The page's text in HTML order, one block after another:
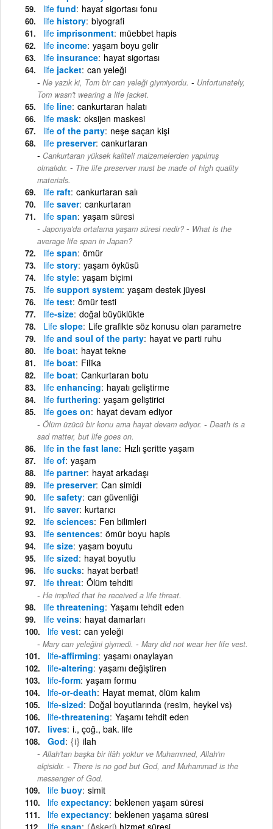
life fund hayat sigortası fonu
life history biyografi
life imprisonment müebbet hapis
life income yaşam boyu gelir
life insurance hayat sigortası
life jacket can yeleği
Ne yazık ki, Tom bir can yeleği giymiyordu. - Unfortunately,
Tom wasn't wearing a life jacket.
life line cankurtaran halatı
life mask oksijen maskesi
life of the party neşe saçan kişi
life preserver cankurtaran
Cankurtaran yüksek kaliteli malzemelerden yapılmış
olmalıdır. - The life preserver must be made of high quality
materials.
life raft cankurtaran salı
life saver cankurtaran
life span yaşam süresi
Japonya'da ortalama yaşam süresi nedir? - What is the
average life span in Japan?
life span ömür
life story yaşam öyküsü
life style yaşam biçimi
life support system yaşam destek jüyesi
life test ömür testi
life-size doğal büyüklükte
Life slope Life grafikte söz konusu olan parametre
life and soul of the party hayat ve parti ruhu
life boat hayat tekne
life boat Filika
life boat Cankurtaran botu
life enhancing hayatı geliştirme
life furthering yaşam geliştirici
life goes on hayat devam ediyor
Ölüm üzücü bir konu ama hayat devam ediyor. - Death is a
sad matter, but life goes on.
life in the fast lane Hızlı şeritte yaşam
life of yaşam
life partner hayat arkadaşı
life preserver Can simidi
life safety can güvenliği
life saver kurtarıcı
life sciences Fen bilimleri
life sentences ömür boyu hapis
life size yaşam boyutu
life sized hayat boyutlu
life sucks hayat berbat!
life threat Ölüm tehditi
He implied that he received a life threat.
life threatening Yaşamı tehdit eden
life veins hayat damarları
life vest can yeleği
Mary can yeleğini giymedi. - Mary did not wear her life vest.
life-affirming yaşamı onaylayan
life-altering yaşamı değiştiren
life-form yaşam formu
life-or-death Hayat memat, ölüm kalım
life-sized Doğal boyutlarında (resim, heykel vs)
life-threatening Yaşamı tehdit eden
lives i., çoğ., bak. life
God {i} ilah
Allah'tan başka bir ilâh yoktur ve Muhammed, Allah'ın
elçisidir. - There is no god but God, and Muhammad is the
messenger of God.
life buoy simit
life expectancy beklenen yaşam süresi
life expectancy beklenen yaşama süresi
life span (Askeri) hizmet süresi